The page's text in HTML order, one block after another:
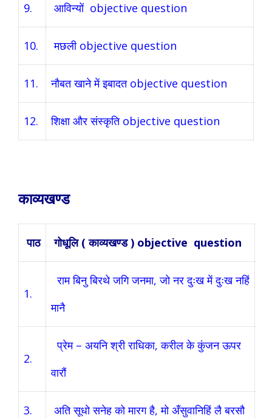
9. आविन्यों objective question
10. मछली objective question
11. नौबत खाने में इबादत objective question
12. शिक्षा और संस्कृति objective question
काव्यखण्ड
पाठ गोधूलि ( काव्यखण्ड ) objective question
1.
राम बिनु बिरथे जगि जनमा, जो नर दुःख में दुःख नहिं
मानै
2.
प्रेम – अयनि श्री राधिका, करील के कुंजन ऊपर
वारौं
3. अति सूधो सनेह को मारग है, मोअँसुवानिहिं लै बरसौ